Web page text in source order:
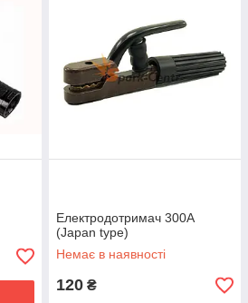
Електродотримач 300А
(Japan type)
Немає в наявності
120 ₴